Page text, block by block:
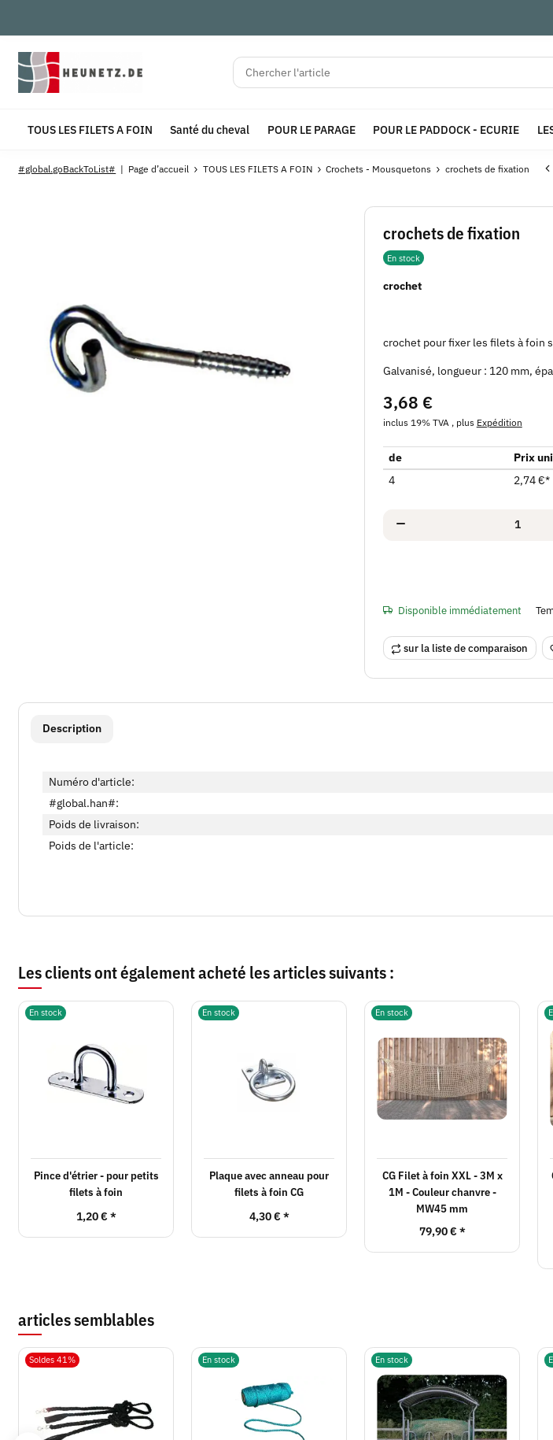
TOUS LES FILETS A FOIN Santé du cheval POUR LE PARAGE POUR LE PADDOCK - ECURIE
#global.goBackToList# Page d’accueil TOUS LES FILETS A FOIN Crochets - Mousquetons crochets de fixation
crochets de fixation
En stock
crochet
crochet pour fixer les filets à foin
Galvanisé, longueur : 120 mm,
3,68 €
inclus 19% TVA , plus Expédition
de
Prix
4
2,74 €*
Disponible immédiatement
sur la liste de comparaison
#productDetails.showMoreTabs#
Description
Numéro d'article:
#global.han#:
Poids de livraison:
Poids de l'article:
Les clients ont également acheté les articles suivants :
En stock
Pince d'étrier - pour petits
filets à foin
1,20 € *
En stock
Plaque avec anneau pour
filets à foin CG
4,30 € *
En stock
CG Filet à foin XXL - 3M x
1M - Couleur chanvre -
MW45 mm
79,90 € *
articles semblables
Soldes 41% En stock En stock